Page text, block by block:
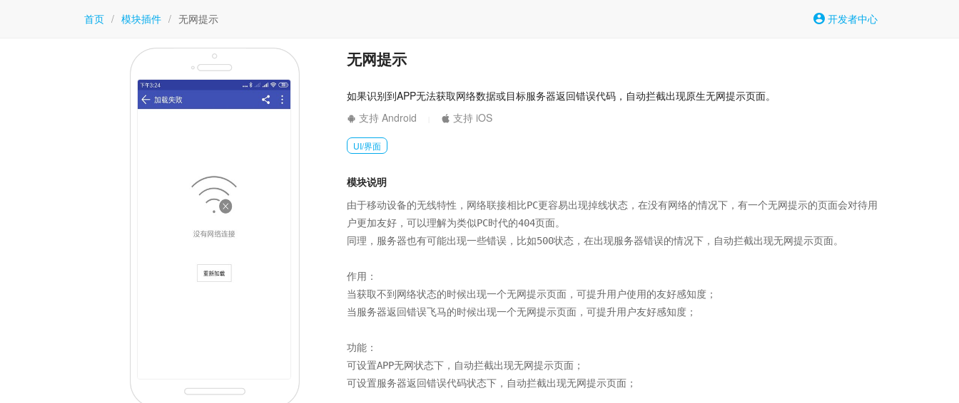
首页 / 模块插件 / 无网提示 开发者中心
无网提示
如果识别到APP无法获取网络数据或目标服务器返回错误代码，自动拦截出现原生无网提示页面。
支持 Android
支持 iOS
UI/界面
模块说明
由于移动设备的无线特性，网络联接相比PC更容易出现掉线状态，在没有网络的情况下，有一个无网提示的页面会对待用
户更加友好，可以理解为类似PC时代的404页面。
同理，服务器也有可能出现一些错误，比如500状态，在出现服务器错误的情况下，自动拦截出现无网提示页面。
作用：
当获取不到网络状态的时候出现一个无网提示页面，可提升用户使用的友好感知度；
当服务器返回错误飞马的时候出现一个无网提示页面，可提升用户友好感知度；
功能：
可设置APP无网状态下，自动拦截出现无网提示页面；
可设置服务器返回错误代码状态下，自动拦截出现无网提示页面；